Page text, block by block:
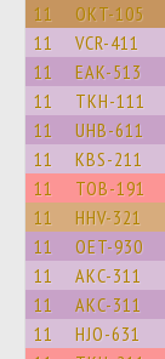
11 OKT-105
11 VCR-411
11 EAK-513
11 TKH-111
11 UHB-611
11 KBS-211
11 TOB-191
11 HHV-321
11 OET-930
11 AKC-311
11 AKC-311
11 HJO-631